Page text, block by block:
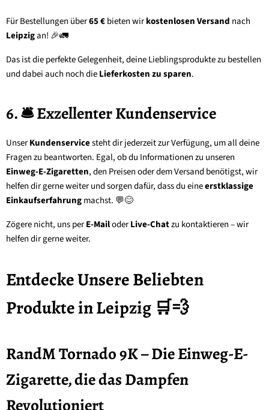
Für Bestellungen über65 €bieten wirkostenlosen Versand nach
Leipzigan! 🎉🚛
Das ist die perfekte Gelegenheit, deine Lieblingsprodukte zu bestellen
und dabei auch noch dieLieferkosten zu sparen.
6. 🛎️ Exzellenter Kundenservice
UnserKundenservicesteht dir jederzeit zur Verfügung, um all deine
Fragen zu beantworten. Egal, ob du Informationen zu unseren
Einweg-E-Zigaretten, den Preisen oder dem Versand benötigst, wir
helfen dir gerne weiter und sorgen dafür, dass du eineerstklassige
Einkaufserfahrungmachst. 💬😊
Zögere nicht, uns perE-MailoderLive-Chatzu kontaktieren – wir
helfen dir gerne weiter.
Entdecke Unsere Beliebten
Produkte in Leipzig 🛒💨
RandM Tornado 9K – Die Einweg-E-
Zigarette, die das Dampfen
Revolutioniert